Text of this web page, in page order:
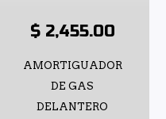
$ 2,455.00
AMORTIGUADOR
DE GAS
DELANTERO